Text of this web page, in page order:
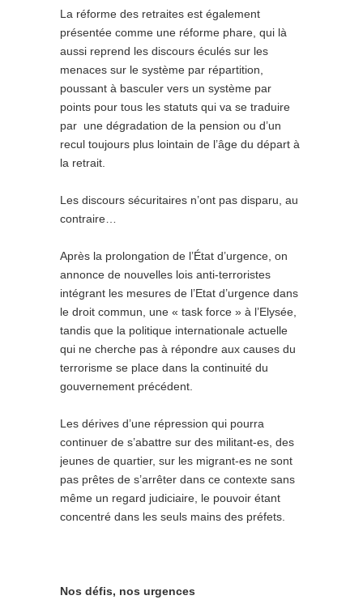
La réforme des retraites est également
présentée comme une réforme phare, qui là
aussi reprend les discours éculés sur les
menaces sur le système par répartition,
poussant à basculer vers un système par
points pour tous les statuts qui va se traduire
par une dégradation de la pension ou d’un
recul toujours plus lointain de l’âge du départ à
la retrait.
Les discours sécuritaires n’ont pas disparu, au
contraire…
Après la prolongation de l’État d’urgence, on
annonce de nouvelles lois anti-terroristes
intégrant les mesures de l’Etat d’urgence dans
le droit commun, une « task force » à l’Elysée,
tandis que la politique internationale actuelle
qui ne cherche pas à répondre aux causes du
terrorisme se place dans la continuité du
gouvernement précédent.
Les dérives d’une répression qui pourra
continuer de s’abattre sur des militant-es, des
jeunes de quartier, sur les migrant-es ne sont
pas prêtes de s’arrêter dans ce contexte sans
même un regard judiciaire, le pouvoir étant
concentré dans les seuls mains des préfets.
Nos défis, nos urgences